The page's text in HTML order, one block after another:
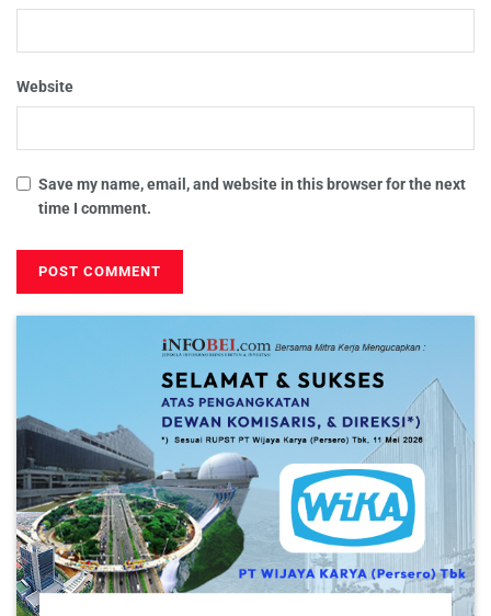
Website
Save my name, email, and website in this browser for the next
time I comment.